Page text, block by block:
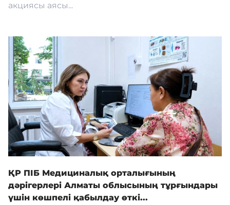
акциясы аясы...
ҚР ПІБ Медициналық орталығының
дәрігерлері Алматы облысының тұрғындары
үшін көшпелі қабылдау өткі...